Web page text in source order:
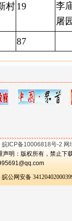
村19
李
屠
87
皖ICP备10006818号-2 网
明：版权所有，禁止下
皖公网安备